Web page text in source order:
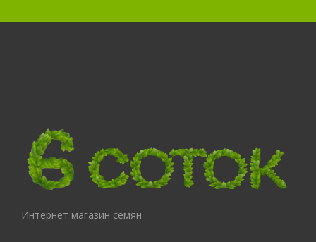
Интернет магазин семян